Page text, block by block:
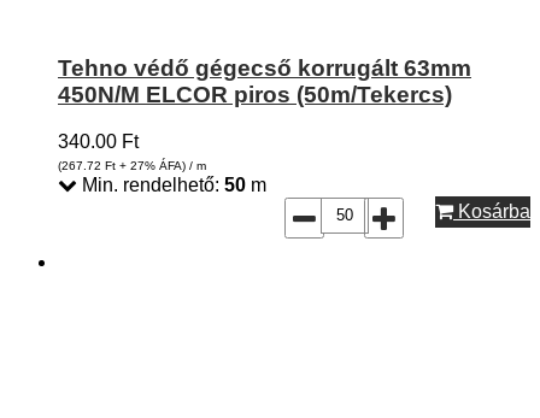
Tehno védő gégecső korrugált 63mm
450N/M ELCOR piros (50m/Tekercs)
340.00 Ft
(267.72 Ft + 27% ÁFA) / m
Min. rendelhető: 50 m
Kosárba